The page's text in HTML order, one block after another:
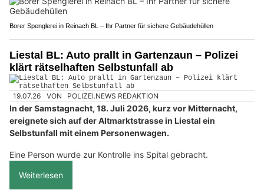
Borer Spenglerei in Reinach BL – Ihr Partner für sichere Gebäudehüllen
Liestal BL: Auto prallt in Gartenzaun – Polizei
klärt rätselhaften Selbstunfall ab
19.07.26 VON POLIZEI.NEWS REDAKTION
In der Samstagnacht, 18. Juli 2026, kurz vor Mitternacht,
ereignete sich auf der Altmarktstrasse in Liestal ein
Selbstunfall mit einem Personenwagen.
Eine Person wurde zur Kontrolle ins Spital gebracht.
Weiterlesen